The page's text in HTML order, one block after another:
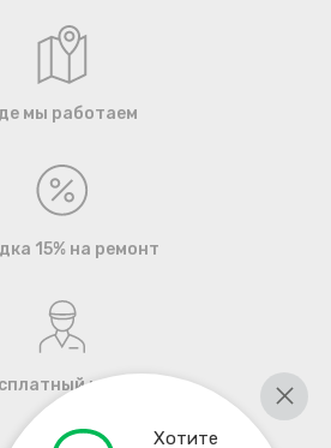
Хотите
мы работаем
15% на ремонт
курьер